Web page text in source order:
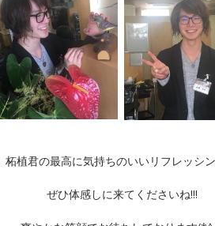
柘植君の最高に気持ちのいいリフレッシ
ぜひ体感しに来てくださいね!!!